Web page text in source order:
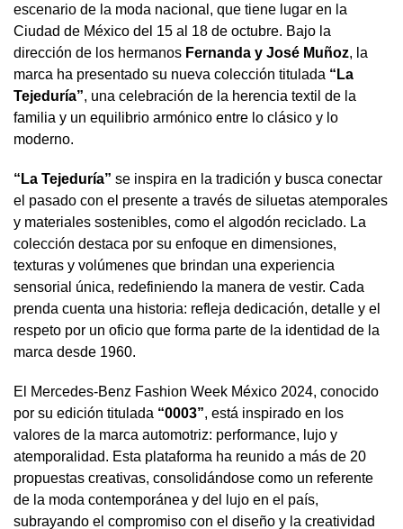
escenario de la moda nacional, que tiene lugar en la
Ciudad de México del 15 al 18 de octubre. Bajo la
dirección de los hermanos Fernanda y José Muñoz, la
marca ha presentado su nueva colección titulada “La
Tejeduría”, una celebración de la herencia textil de la
familia y un equilibrio armónico entre lo clásico y lo
moderno.
“La Tejeduría” se inspira en la tradición y busca conectar
el pasado con el presente a través de siluetas atemporales
y materiales sostenibles, como el algodón reciclado. La
colección destaca por su enfoque en dimensiones,
texturas y volúmenes que brindan una experiencia
sensorial única, redefiniendo la manera de vestir. Cada
prenda cuenta una historia: refleja dedicación, detalle y el
respeto por un oficio que forma parte de la identidad de la
marca desde 1960.
El Mercedes-Benz Fashion Week México 2024, conocido
por su edición titulada “0003”, está inspirado en los
valores de la marca automotriz: performance, lujo y
atemporalidad. Esta plataforma ha reunido a más de 20
propuestas creativas, consolidándose como un referente
de la moda contemporánea y del lujo en el país,
subrayando el compromiso con el diseño y la creatividad